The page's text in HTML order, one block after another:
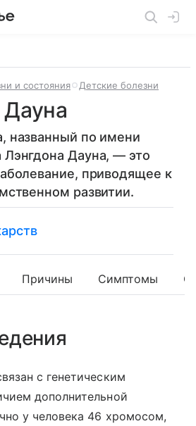
и состояния Детские болезни
названный по имени
Дауна, — это
приводящее к
развитии.
Причины Симптомы
с генетическим
дополнительной
у человека 46 хромосом,